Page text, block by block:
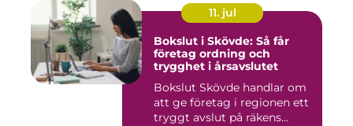
11. jul
Bokslut i Skövde: Så får
företag ordning och
trygghet i årsavslutet
Bokslut Skövde handlar om
att ge företag i regionen ett
tryggt avslut på räkens...